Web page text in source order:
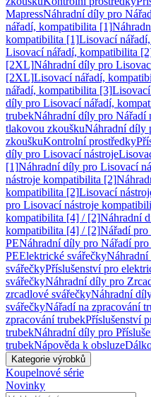
MapressNáhradní díly pro
nářadí, kompatibilita [1]
kompatibilita [1]Lisovací
Lisovací nářadí, kompatibilita
[2XL]Náhradní díly pro
[2XL]Lisovací nářadí,
nářadí, kompatibilita [3]
díly pro Lisovací nářadí,
trubekNáhradní díly pro Nářadí
tlakovou zkouškuNáhradní díly
zkouškuKontrolní prostředky
díly pro Lisovací nástroje
[1]Náhradní díly pro Lisovací
nástroje kompatibilita [2]
kompatibilita [2]Lisovací
pro Lisovací nástroje
kompatibilita [4] / [2]Náhradní
kompatibilita [4] / [2]Nářadí pro
PENáhradní díly pro Nářadí
PEElektrické svářečky
svářečkyPříslušenství pro
svářečkyNáhradní díly pro
zrcadlové svářečkyNáhradní
svářečkyNářadí na zpracování
zpracování trubekPříslušenství
trubekNáhradní díly pro
trubekNápověda k obsluze
Kategorie výrobků
Koupelnové série
Novinky